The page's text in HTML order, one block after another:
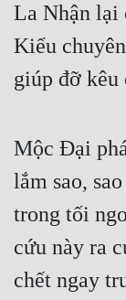
Võng Du
Xuyên Thư
Điền Văn
Đô Thị
Đông Phương
La Nhận lại
Kiểu
giúp đỡ kêu
Mộc Đại
lắm sao,
trong tối
cứu này ra
chết ngay